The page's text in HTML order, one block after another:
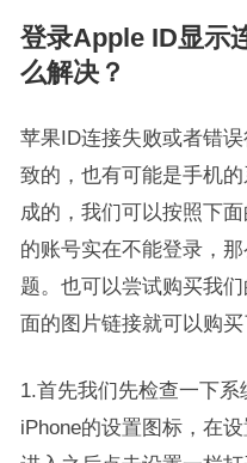
登录Apple ID显示
么解决？
苹果ID连接失败或者错
致的，也有可能是手机
成的，我们可以按照下
的账号实在不能登录，
题。也可以尝试购买我
面的图片链接就可以购买
1.首先我们先检查一下
iPhone的设置图标，在